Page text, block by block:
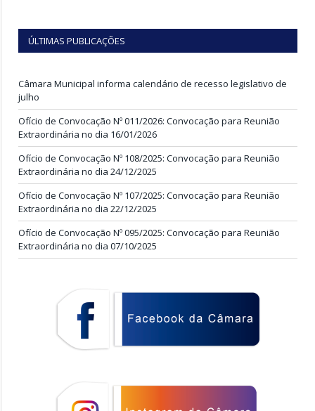
ÚLTIMAS PUBLICAÇÕES
Câmara Municipal informa calendário de recesso legislativo de
julho
Ofício de Convocação Nº 011/2026: Convocação para Reunião
Extraordinária no dia 16/01/2026
Ofício de Convocação Nº 108/2025: Convocação para Reunião
Extraordinária no dia 24/12/2025
Ofício de Convocação Nº 107/2025: Convocação para Reunião
Extraordinária no dia 22/12/2025
Ofício de Convocação Nº 095/2025: Convocação para Reunião
Extraordinária no dia 07/10/2025